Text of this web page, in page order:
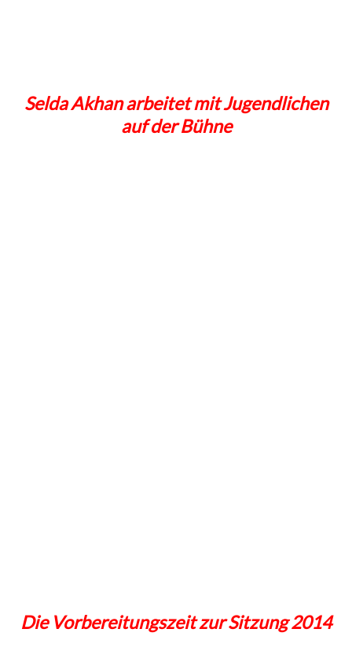
Selda Akhan arbeitet mit Jugendlichen
auf der Bühne
Die Vorbereitungszeit zur Sitzung 2014